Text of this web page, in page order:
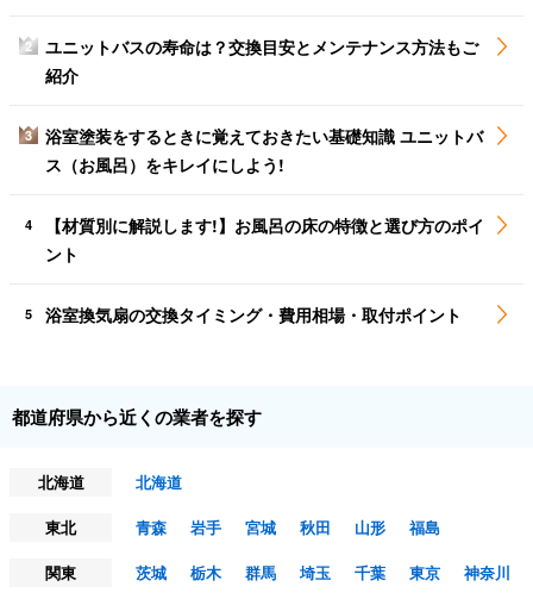
2
ユニットバスの寿命は？交換目安とメンテナンス方法もご
紹介
3
浴室塗装をするときに覚えておきたい基礎知識 ユニットバ
ス（お風呂）をキレイにしよう!
4
【材質別に解説します!】お風呂の床の特徴と選び方のポイ
ント
5 浴室換気扇の交換タイミング・費用相場・取付ポイント
都道府県から近くの業者を探す
北海道
北海道
東北
青森 岩手 宮城 秋田 山形
福島
関東
茨城 栃木 群馬 埼玉 千葉 東京
神奈川